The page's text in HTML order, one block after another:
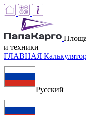
и техники
ГЛАВНАЯ Калькулятор
Русский